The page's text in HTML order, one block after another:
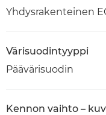
Yhdysrakenteinen
Värisuodintyyppi
Päävärisuodin
Kennon vaihto –